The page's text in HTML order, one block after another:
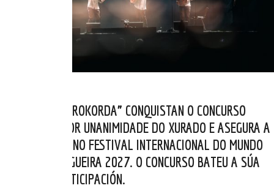
OS BELGAS “AÉROKORDA” CONQUISTAN O CONCURSO
RUNAS 2026 POR UNANIMIDADE DO XURADO E ASEGURA A
SÚA PRESENZA NO FESTIVAL INTERNACIONAL DO MUNDO
CELTA DE ORTIGUEIRA 2027. O CONCURSO BATEU A SÚA
MARCA DE PARTICIPACIÓN.